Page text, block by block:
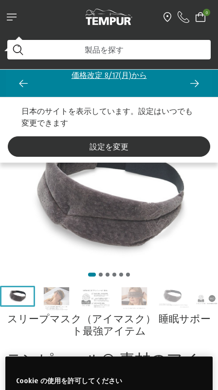
0
価格改定 8/17(月)から
日本のサイトを表示しています。設定はいつでも
変更できます
設定を変更
ラベル 製品タイプ別 トラベル（旅行用枕「ピロー」など）
スリープマスク（アイマスク） 睡眠サポー
ト最強アイテム
テンピュール® 素材のアイ
マスク
Cookie の使用を許可してください